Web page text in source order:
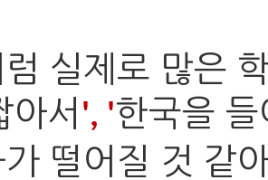
럼 실제로 많은
아서 ', '한국을
떨어질 것 같